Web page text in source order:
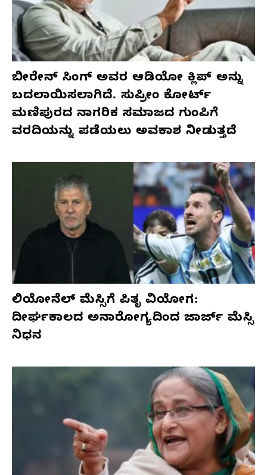
ಬೀರೇನ್ ಸಿಂಗ್ ಅವರ ಆಡಿಯೋ ಕ್ಲಿಪ್ ಅನ್ನು
ಬದಲಾಯಿಸಲಾಗಿದೆ. ಸುಪ್ರೀಂ ಕೋರ್ಟ್
ಮಣಿಪುರದ ನಾಗರಿಕ ಸಮಾಜದ ಗುಂಪಿಗೆ
ವರದಿಯನ್ನು ಪಡೆಯಲು ಅವಕಾಶ ನೀಡುತ್ತದೆ
ಲಿಯೋನೆಲ್ ಮೆಸ್ಸಿಗೆ ಪಿತೃ ವಿಯೋಗ:
ದೀರ್ಘಕಾಲದ ಅನಾರೋಗ್ಯದಿಂದ ಜಾರ್ಜ್ ಮೆಸ್ಸಿ
ನಿಧನ